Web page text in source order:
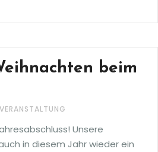
beim
VERANSTALTUNG
Unsere
in diesem Jahr wieder ein